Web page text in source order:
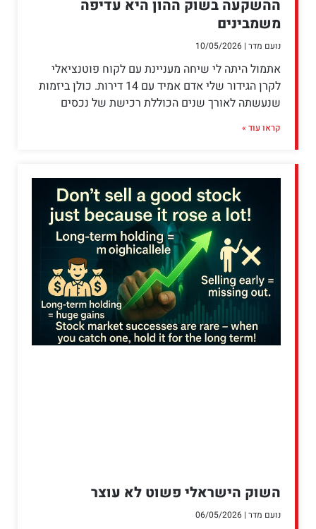
ההשקעה בשוק ההון היא עדיפה
משמבינים
נועם מדר
אתמול היתה לי שיחה מעניינת עם לקוח פוטנציאלי
לקרן הגידור שלי אדם אמיד עם 14 דירות. כולן ביזמות
שנעשתה לאורך שנים הכוללת רכישת של נכסים
קראו עוד »
השוק הישראלי פשוט לא עוצר
נועם מדר